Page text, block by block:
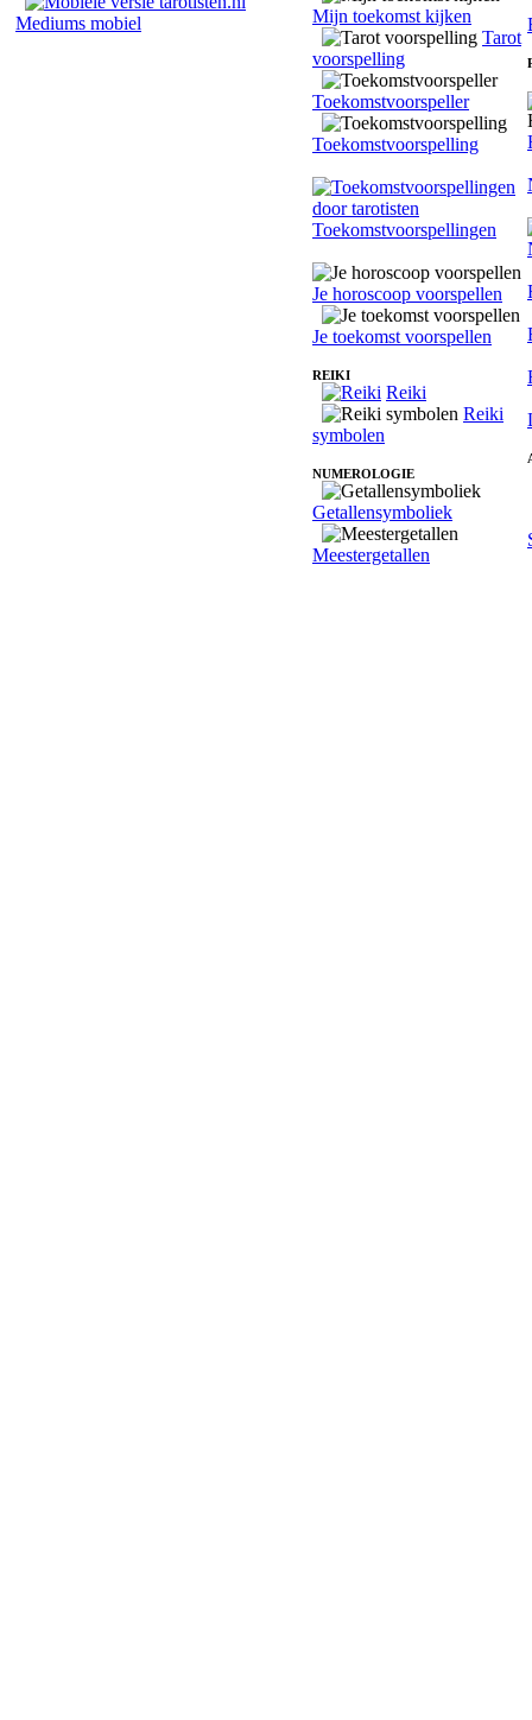
Mediums mobiel
Mijn toekomst kijken
Tarot
voorspelling
Toekomstvoorspeller
Toekomstvoorspelling
Toekomstvoorspellingen
Je horoscoop voorspellen
Je toekomst voorspellen
REIKI
Reiki
Reiki
symbolen
NUMEROLOGIE
Getallensymboliek
Meestergetallen